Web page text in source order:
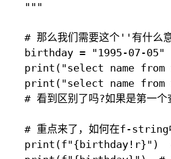
"""
# 那么我们需要这个''有什么
birthday = "1995-07-05"
print("select name from
print("select name from
# 看到区别了吗?如果是第一个
# 重点来了，如何在f-string
print(f"{birthday!r}")